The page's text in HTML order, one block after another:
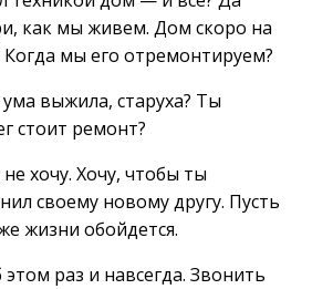
как мы живем. Дом скоро на
Когда мы его отремонтируем?
выжила, старуха? Ты
стоит ремонт?
хочу. Хочу, чтобы ты
своему новому другу. Пусть
жизни обойдется.
раз и навсегда. Звонить